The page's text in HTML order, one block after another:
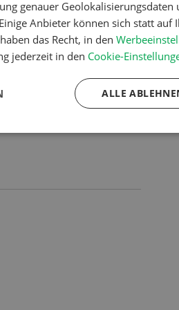
schneller und
genauer
Anbieter können sich statt auf
das Recht, in den
jederzeit in den Cookie-
ALLE